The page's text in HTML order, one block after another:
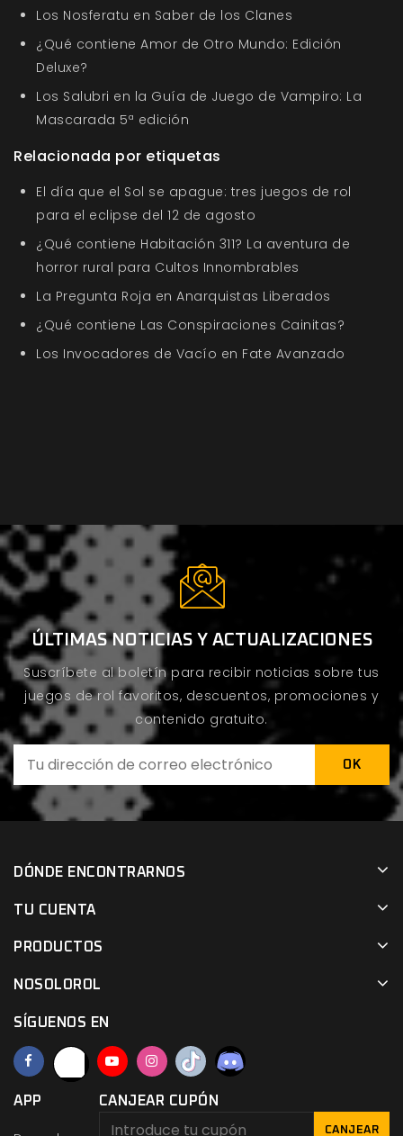
Los Nosferatu en Saber de los Clanes
¿Qué contiene Amor de Otro Mundo: Edición
Deluxe?
Los Salubri en la Guía de Juego de Vampiro: La
Mascarada 5ª edición
Relacionada por etiquetas
El día que el Sol se apague: tres juegos de rol
para el eclipse del 12 de agosto
¿Qué contiene Habitación 311? La aventura de
horror rural para Cultos Innombrables
La Pregunta Roja en Anarquistas Liberados
¿Qué contiene Las Conspiraciones Cainitas?
Los Invocadores de Vacío en Fate Avanzado
ÚLTIMAS NOTICIAS Y ACTUALIZACIONES
Suscríbete al boletín para recibir noticias sobre tus
juegos de rol favoritos, descuentos, promociones y
contenido gratuito.
DÓNDE ENCONTRARNOS
TU CUENTA
PRODUCTOS
NOSOLOROL
SÍGUENOS EN
APP CANJEAR CUPÓN
CANJEAR